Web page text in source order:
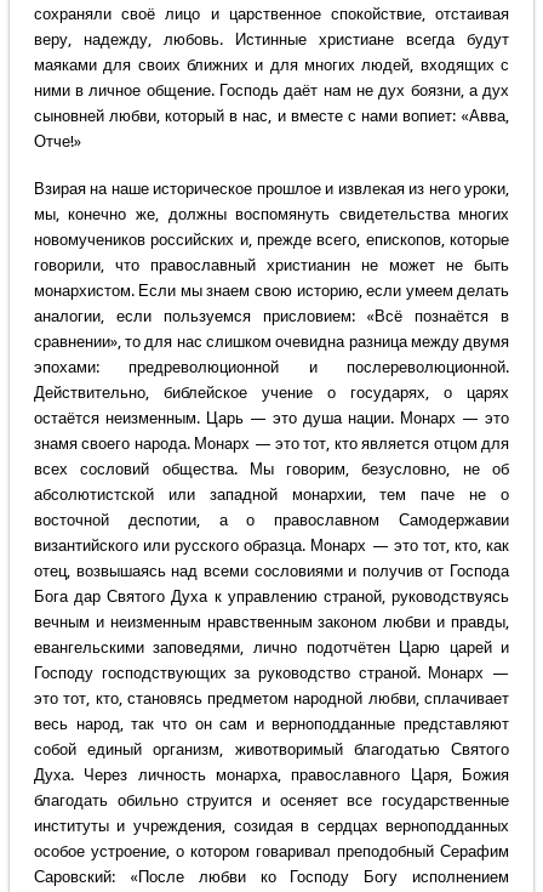
сохраняли своё лицо и царственное спокойствие, отстаивая
веру, надежду, любовь. Истинные христиане всегда будут
маяками для своих ближних и для многих людей, входящих с
ними в личное общение. Господь даёт нам не дух боязни, а дух
сыновней любви, который в нас, и вместе с нами вопиет: «Авва,
Отче!»
Взирая на наше историческое прошлое и извлекая из него уроки,
мы, конечно же, должны воспомянуть свидетельства многих
новомучеников российских и, прежде всего, епископов, которые
говорили, что православный христианин не может не быть
монархистом. Если мы знаем свою историю, если умеем делать
аналогии, если пользуемся присловием: «Всё познаётся в
сравнении», то для нас слишком очевидна разница между двумя
эпохами: предреволюционной и послереволюционной.
Действительно, библейское учение о государях, о царях
остаётся неизменным. Царь — это душа нации. Монарх — это
знамя своего народа. Монарх — это тот, кто является отцом для
всех сословий общества. Мы говорим, безусловно, не об
абсолютистской или западной монархии, тем паче не о
восточной деспотии, а о православном Самодержавии
византийского или русского образца. Монарх — это тот, кто, как
отец, возвышаясь над всеми сословиями и получив от Господа
Бога дар Святого Духа к управлению страной, руководствуясь
вечным и неизменным нравственным законом любви и правды,
евангельскими заповедями, лично подотчётен Царю царей и
Господу господствующих за руководство страной. Монарх —
это тот, кто, становясь предметом народной любви, сплачивает
весь народ, так что он сам и верноподданные представляют
собой единый организм, животворимый благодатью Святого
Духа. Через личность монарха, православного Царя, Божия
благодать обильно струится и осеняет все государственные
институты и учреждения, созидая в сердцах верноподданных
особое устроение, о котором говаривал преподобный Серафим
Саровский: «После любви ко Господу Богу исполнением